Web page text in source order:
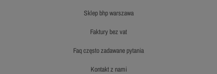
sklep bhp warszawa
faktury bez vat
faq często zadawane pytania
kontakt z nami